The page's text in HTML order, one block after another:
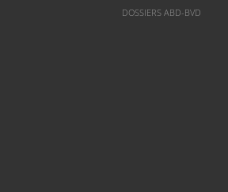
DOSSIERS ABD-BVD